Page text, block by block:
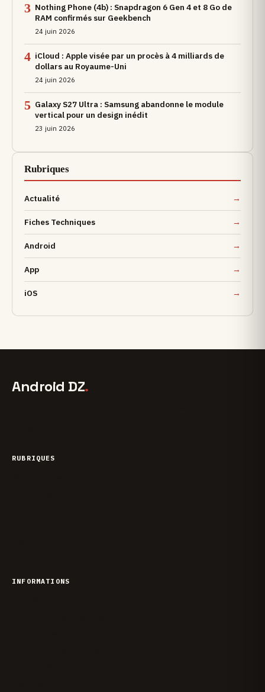
3 Nothing Phone (4b) : Snapdragon 6 Gen 4 et 8 Go de
RAM confirmés sur Geekbench
24 juin 2026
4 iCloud : Apple visée par un procès à 4 milliards de
dollars au Royaume-Uni
24 juin 2026
5 Galaxy S27 Ultra : Samsung abandonne le module
vertical pour un design inédit
23 juin 2026
Rubriques
Actualité
Fiches Techniques
Android
App
iOS
Android DZ.
RUBRIQUES
INFORMATIONS